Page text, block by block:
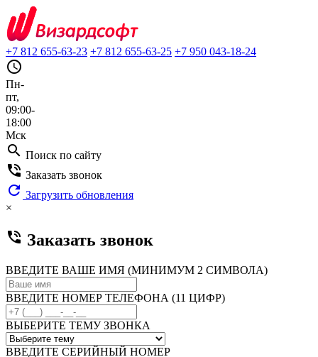
+7 812 655-63-23 +7 812 655-63-25 +7 950 043-18-24
query_builder
Пн-
пт,
09:00-
18:00
Мск
search Поиск по сайту
phone_in_talk Заказать звонок
refresh Загрузить обновления
×
phone_in_talk Заказать звонок
ВВЕДИТЕ ВАШЕ ИМЯ (МИНИМУМ 2 СИМВОЛА)
ВВЕДИТЕ НОМЕР ТЕЛЕФОНА (11 ЦИФР)
ВЫБЕРИТЕ ТЕМУ ЗВОНКА
ВВЕДИТЕ СЕРИЙНЫЙ НОМЕР